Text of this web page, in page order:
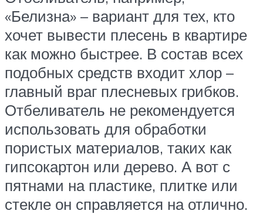
«Белизна» – вариант для тех, кто
хочет вывести плесень в квартире
как можно быстрее. В состав всех
подобных средств входит хлор –
главный враг плесневых грибков.
Отбеливатель не рекомендуется
использовать для обработки
пористых материалов, таких как
гипсокартон или дерево. А вот с
пятнами на пластике, плитке или
стекле он справляется на отлично.